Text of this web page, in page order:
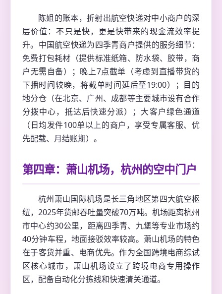
陈姐的账本，折射出航空快递对中小商户的深
层价值：不只是快，更是快带来的现金流效率提
升。中国航空快递为四季青商户提供的服务细节：
免费打包耗材（提供标准纸箱、防水袋、胶带，商
户无需自备）；晚上7点截单（考虑到直播带货的
下播时间较晚，将截单时间延后至19:00）；目的
地分仓（在北京、广州、成都等主要城市设有合作
分拨中心，抵达后快速分派）；大客户绿色通道
（日均发件100单以上的商户，享受专属客服、优
先配载、月结账期）。
第四章：萧山机场，杭州的空中门户
杭州萧山国际机场是长三角地区第四大航空枢
纽，2025年货邮吞吐量突破70万吨。机场距离杭州
市中心约30公里，距离四季青、九堡等专业市场约
40分钟车程，地面接驳效率较高。萧山机场的特色
在于客货并重、电商优先。作为全国跨境电商综试
区核心城市，萧山机场设立了跨境电商专用操作
区，配备自动化分拣线和快速清关通道。